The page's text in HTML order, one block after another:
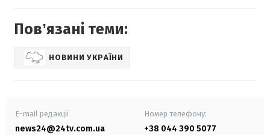
Повʼязані теми:
НОВИНИ УКРАЇНИ
E-mail редакції
news24@24tv.com.ua
Номер телефону:
+38 044 390 5077